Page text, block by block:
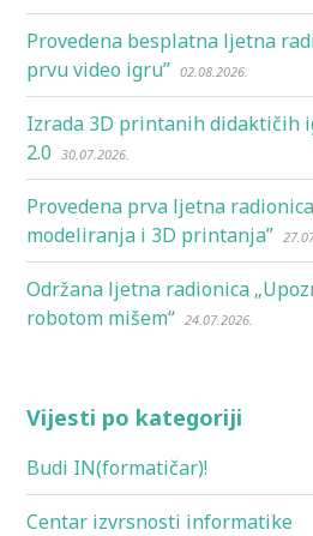
Provedena besplatna ljetna
prvu video igru” 02.08.2026.
Izrada 3D printanih didaktičih
2.0
30.07.2026.
Provedena prva ljetna
modeliranja i 3D printanja”
Održana ljetna radionica
robotom mišem“ 24.07.2026.
Vijesti po kategoriji
Budi IN(formatičar)!
Centar izvrsnosti informatike